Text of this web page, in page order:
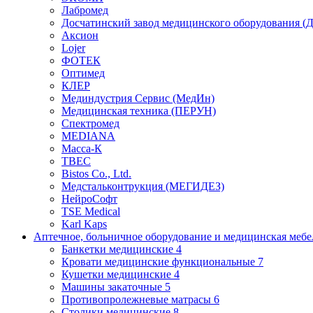
Лабромед
Досчатинский завод медицинского оборудования
Аксион
Lojer
ФОТЕК
Оптимед
КЛЕР
Мединдустрия Сервис (МедИн)
Медицинская техника (ПЕРУН)
Спектромед
MEDIANA
Масса-К
ТВЕС
Bistos Co., Ltd.
Медстальконтрукция (МЕГИДЕЗ)
НейроСофт
TSE Medical
Karl Kaps
Аптечное, больничное оборудование и медицинская
Банкетки медицинские 4
Кровати медицинские функциональные 7
Кушетки медицинские 4
Машины закаточные 5
Противопролежневые матрасы 6